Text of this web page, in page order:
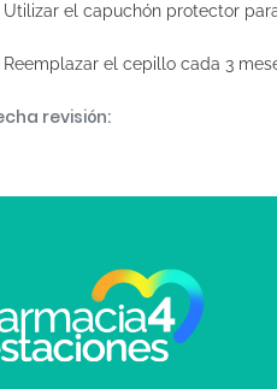
Utilizar el capuchón protector
Reemplazar el cepillo cada 3
revisión: